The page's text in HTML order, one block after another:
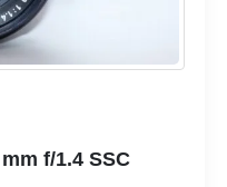
f/1.4 SSC